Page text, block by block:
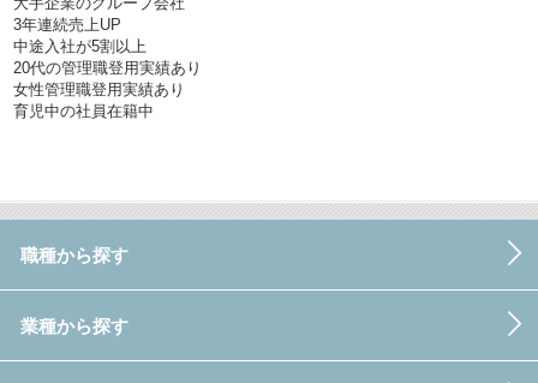
3年連続売上UP
中途入社が5割以上
20代の管理職登用実績あり
女性管理職登用実績あり
育児中の社員在籍中
職種から探す
業種から探す